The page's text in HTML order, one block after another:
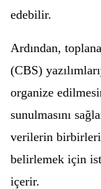
edebilir.
Ardından,
(CBS)
organize
sunulmasını
verilerin
belirlemek için
içerir.